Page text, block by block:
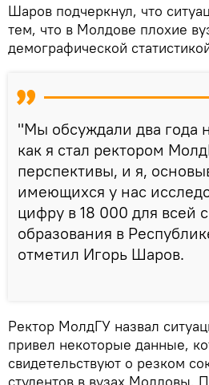
Шаров подчеркнул, что
тем, что в Молдове плохие
демографической
"Мы обсуждали два года
как я стал ректором
перспективы, и я,
имеющихся у нас
цифру в 18 000 для всей
образования в
отметил Игорь Шаров.
Ректор МолдГУ назвал
привел некоторые данные,
свидетельствуют о резком
студентов в вузах Молдовы.